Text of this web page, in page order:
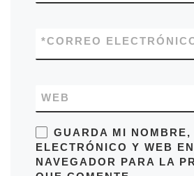
CORREO
*
WEB
GUARDA MI NOMBRE,
ELECTRÓNICO Y WEB
NAVEGADOR PARA LA